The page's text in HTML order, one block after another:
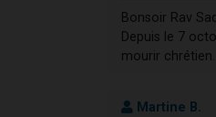
Bonsoir Rav
Depuis le 7
mourir
Martine B.